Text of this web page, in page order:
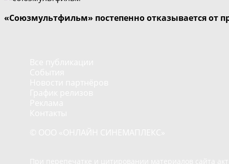
«Союзмультфильм» постепенно отказывается от